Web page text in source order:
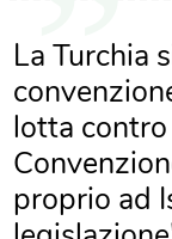
La Turchia
lotta
proprio ad